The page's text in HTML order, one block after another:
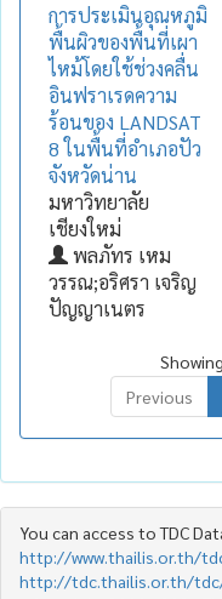
การประเมินอุณหภูมิ
พื้นผิวของพื้นที่เผา
ไหม้โดยใช้ช่วงคลื่น
อินฟราเรดความ
ร้อนของ LANDSAT
8 ในพื้นที่อำเภอปัว
จังหวัดน่าน
มหาวิทยาลัย
เชียงใหม่
พลภัทร เหม
วรรณ;อริศรา เจริญ
ปัญญาเนตร
Previous
You can access to TDC
http://www.thailis.or.th/
http://tdc.thailis.or.th/